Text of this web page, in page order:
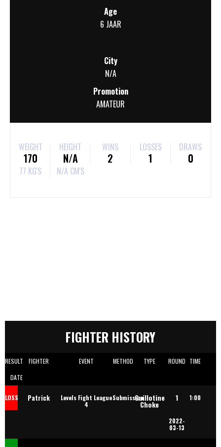
Age
6 JAAR
City
N/A
Promotion
AMATEUR
WEIGHT
170
77 KG'S
HEIGHT
N/A
N/A CM'S
WINS
2
LOSSES
1
DRAWS
0
FIGHTER HISTORY
RESULT FIGHTER EVENT METHOD TYPE ROUND TIME
DATE
LOSS Patrick
Levels Fight League
4
SubmissionGuillotine
Choke
1 1:00
2022-
03-13